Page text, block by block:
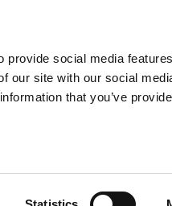
social media
our site with our social
that you’ve
Sök
Peugeot